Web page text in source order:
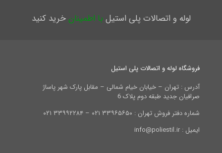
لوله و اتصالات پلی استیل با اطمینانخرید کنید
فروشگاه لوله و اتصالات پلی استیل
آدرس : تهران – خیابان خیام شمالی – مقابل پارک شهر پاساژ
صرافیان جدید طبقه دوم پلاک 6
شماره دفتر فروش تهران : ۳۳۹۶۵۶۵۰ ۰۲۱ – ۳۳۹۹۲۲۸۴ ۰۲۱
ایمیل : info@poliestil.ir